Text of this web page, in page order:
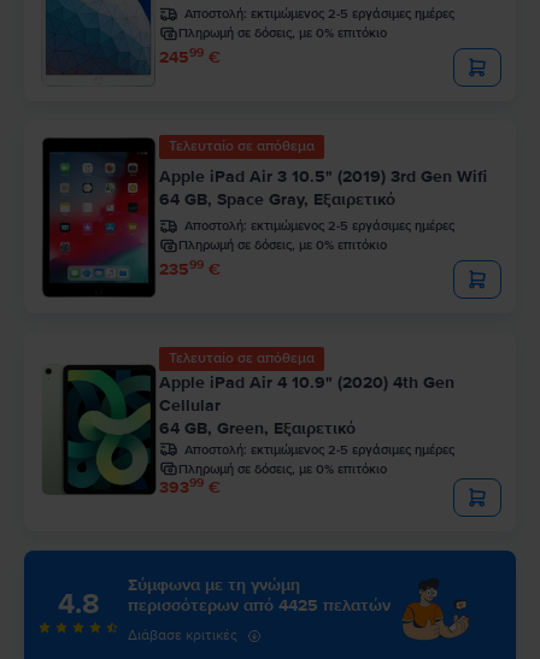
Αποστολή: εκτιμώμενος 2-5 εργάσιμες ημέρες
Πληρωμή σε δόσεις, με 0% επιτόκιο
24599 €
Τελευταίο σε απόθεμα
Apple iPad Air 3 10.5" (2019) 3rd Gen Wifi
64 GB, Space Gray, Εξαιρετικό
Αποστολή: εκτιμώμενος 2-5 εργάσιμες ημέρες
Πληρωμή σε δόσεις, με 0% επιτόκιο
23599 €
Τελευταίο σε απόθεμα
Apple iPad Air 4 10.9" (2020) 4th Gen
Cellular
64 GB, Green, Εξαιρετικό
Αποστολή: εκτιμώμενος 2-5 εργάσιμες ημέρες
Πληρωμή σε δόσεις, με 0% επιτόκιο
39399 €
4.8
Σύμφωνα με τη γνώμη
περισσότερων από 4425 πελατών
Διάβασε κριτικές